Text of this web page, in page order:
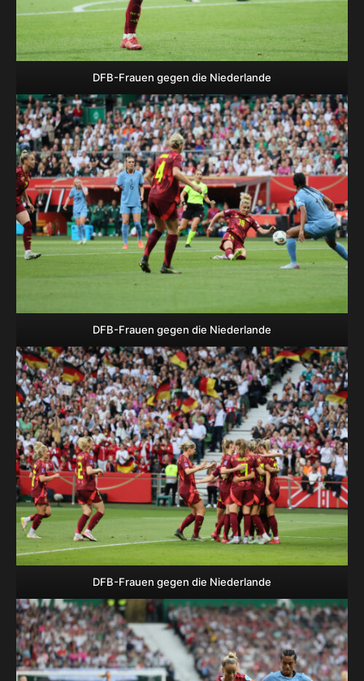
DFB-Frauen gegen die Niederlande
DFB-Frauen gegen die Niederlande
DFB-Frauen gegen die Niederlande